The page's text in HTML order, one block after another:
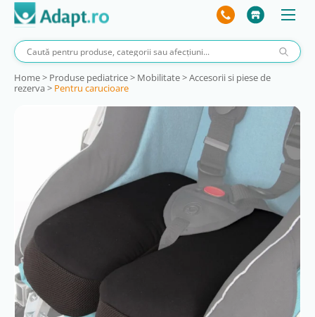
Home> Produse pediatrice> Mobilitate>Accesorii si piese de
rezerva> Pentru carucioare